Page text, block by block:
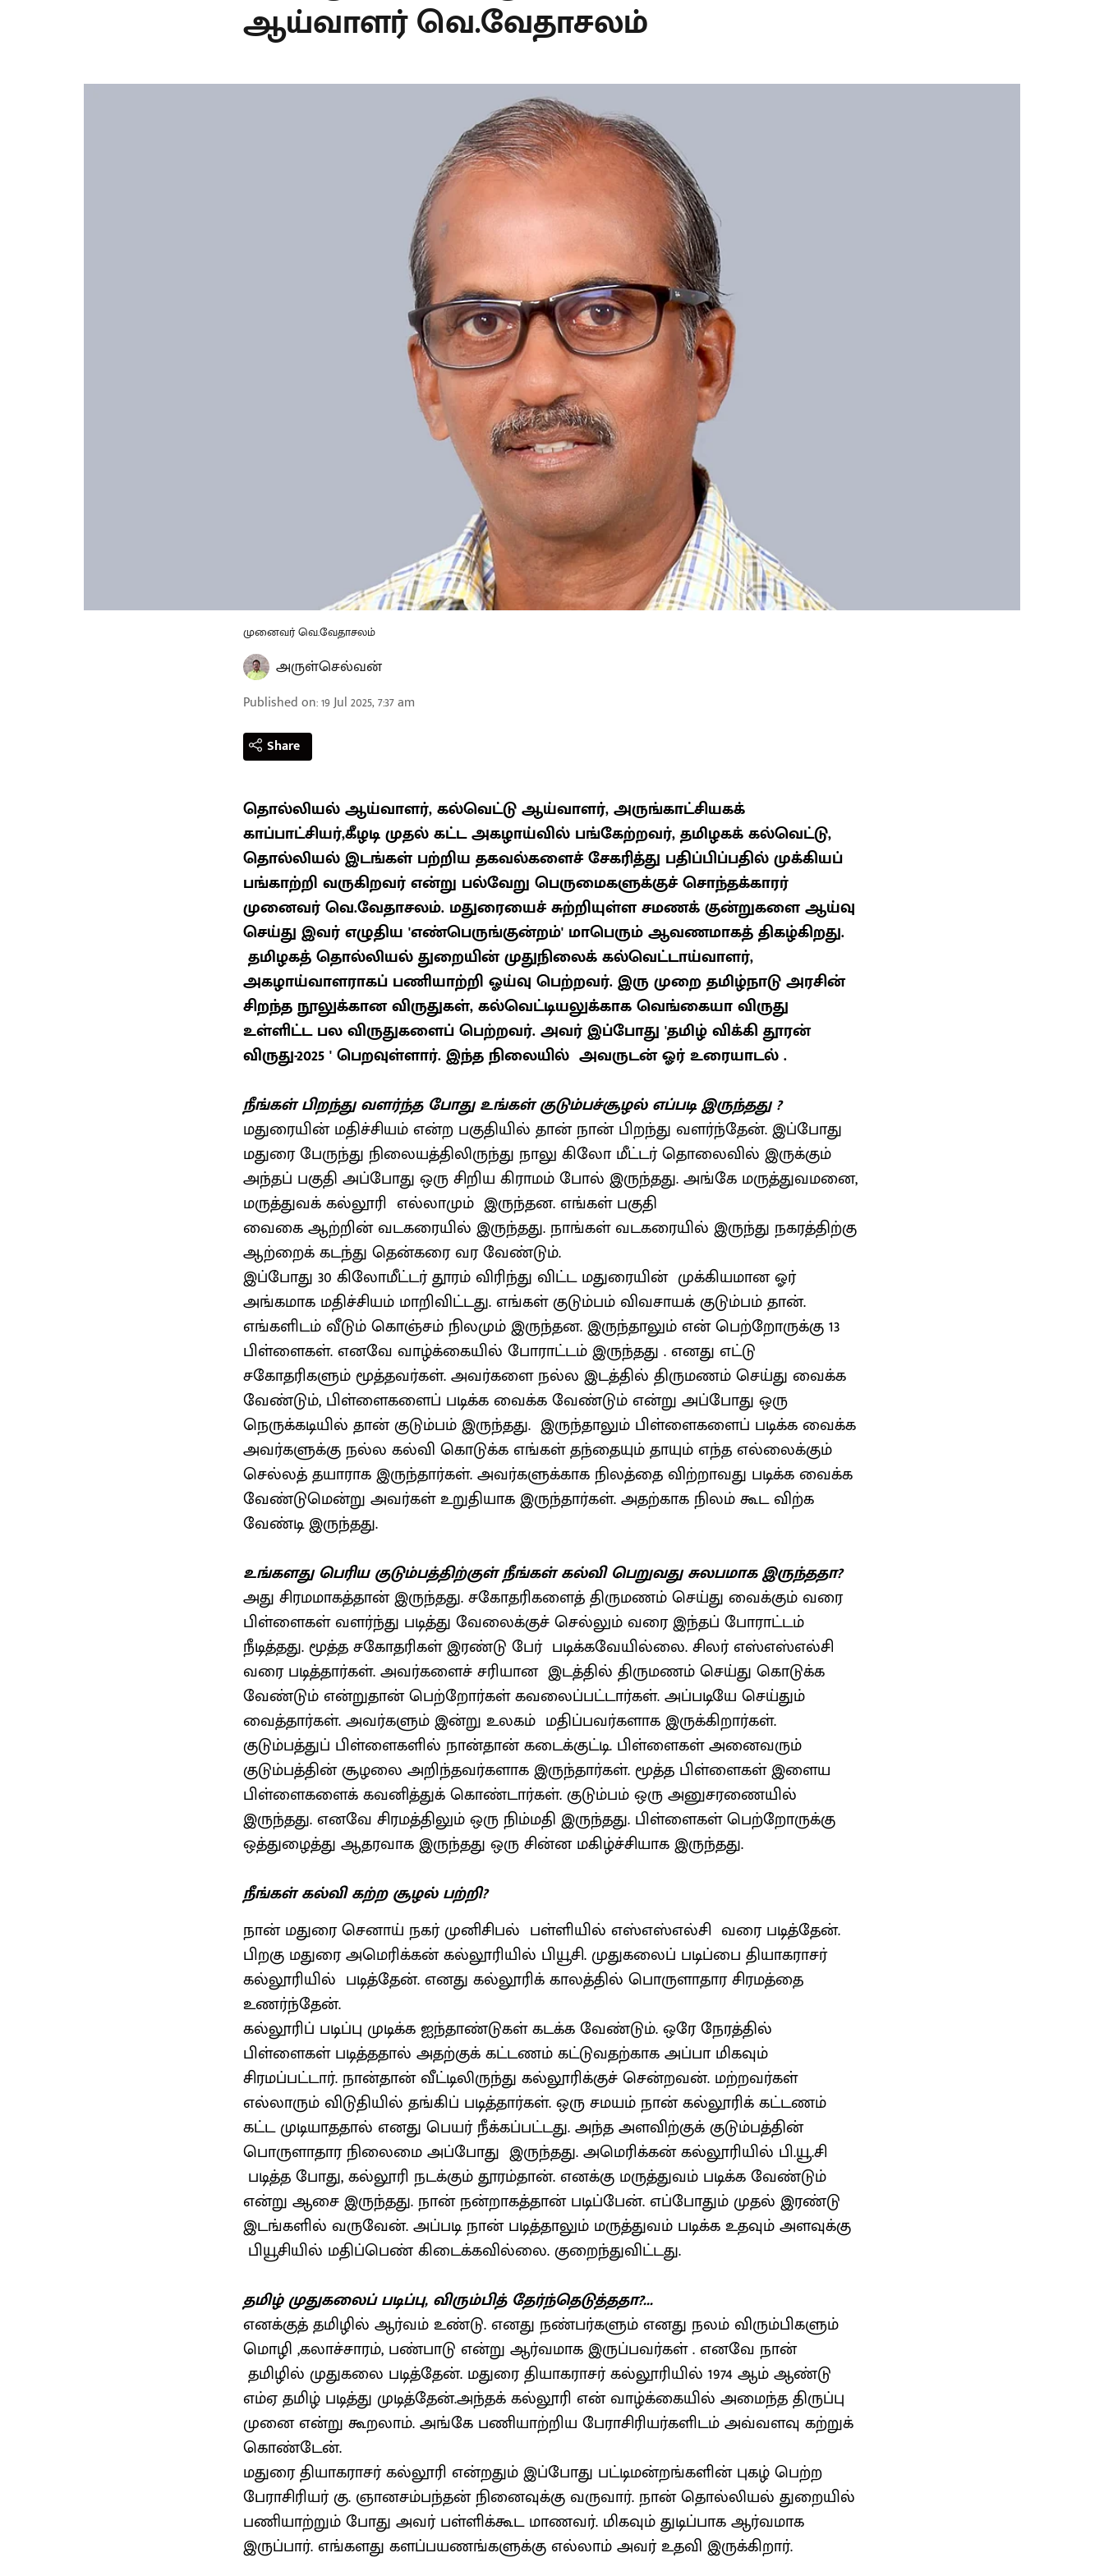
ஆய்வாளர் வெ.வேதாசலம்
முனைவர் வெ.வேதாசலம்
அருள்செல்வன்
Published on:19 Jul 2025, 7:37 am
Share
தொல்லியல் ஆய்வாளர், கல்வெட்டு ஆய்வாளர், அருங்காட்சியகக்
காப்பாட்சியர்,கீழடி முதல் கட்ட அகழாய்வில் பங்கேற்றவர், தமிழகக் கல்வெட்டு,
தொல்லியல் இடங்கள் பற்றிய தகவல்களைச் சேகரித்து பதிப்பிப்பதில் முக்கியப்
பங்காற்றி வருகிறவர் என்று பல்வேறு பெருமைகளுக்குச் சொந்தக்காரர்
முனைவர் வெ.வேதாசலம். மதுரையைச் சுற்றியுள்ள சமணக் குன்றுகளை ஆய்வு
செய்து இவர் எழுதிய 'எண்பெருங்குன்றம்' மாபெரும் ஆவணமாகத் திகழ்கிறது.
தமிழகத் தொல்லியல் துறையின் முதுநிலைக் கல்வெட்டாய்வாளர்,
அகழாய்வாளராகப் பணியாற்றி ஓய்வு பெற்றவர். இரு முறை தமிழ்நாடு அரசின்
சிறந்த நூலுக்கான விருதுகள், கல்வெட்டியலுக்காக வெங்கையா விருது
உள்ளிட்ட பல விருதுகளைப் பெற்றவர். அவர் இப்போது 'தமிழ் விக்கி தூரன்
விருது-2025 ' பெறவுள்ளார். இந்த நிலையில் அவருடன் ஓர் உரையாடல் .
நீங்கள் பிறந்து வளர்ந்த போது உங்கள் குடும்பச்சூழல் எப்படி இருந்தது ?
மதுரையின் மதிச்சியம் என்ற பகுதியில் தான் நான் பிறந்து வளர்ந்தேன். இப்போது
மதுரை பேருந்து நிலையத்திலிருந்து நாலு கிலோ மீட்டர் தொலைவில் இருக்கும்
அந்தப் பகுதி அப்போது ஒரு சிறிய கிராமம் போல் இருந்தது. அங்கே மருத்துவமனை,
மருத்துவக் கல்லூரி எல்லாமும் இருந்தன. எங்கள் பகுதி
வைகை ஆற்றின் வடகரையில் இருந்தது. நாங்கள் வடகரையில் இருந்து நகரத்திற்கு
ஆற்றைக் கடந்து தென்கரை வர வேண்டும்.
இப்போது 30 கிலோமீட்டர் தூரம் விரிந்து விட்ட மதுரையின் முக்கியமான ஓர்
அங்கமாக மதிச்சியம் மாறிவிட்டது. எங்கள் குடும்பம் விவசாயக் குடும்பம் தான்.
எங்களிடம் வீடும் கொஞ்சம் நிலமும் இருந்தன. இருந்தாலும் என் பெற்றோருக்கு 13
பிள்ளைகள். எனவே வாழ்க்கையில் போராட்டம் இருந்தது . எனது எட்டு
சகோதரிகளும் மூத்தவர்கள். அவர்களை நல்ல இடத்தில் திருமணம் செய்து வைக்க
வேண்டும், பிள்ளைகளைப் படிக்க வைக்க வேண்டும் என்று அப்போது ஒரு
நெருக்கடியில் தான் குடும்பம் இருந்தது. இருந்தாலும் பிள்ளைகளைப் படிக்க வைக்க
அவர்களுக்கு நல்ல கல்வி கொடுக்க எங்கள் தந்தையும் தாயும் எந்த எல்லைக்கும்
செல்லத் தயாராக இருந்தார்கள். அவர்களுக்காக நிலத்தை விற்றாவது படிக்க வைக்க
வேண்டுமென்று அவர்கள் உறுதியாக இருந்தார்கள். அதற்காக நிலம் கூட விற்க
வேண்டி இருந்தது.
உங்களது பெரிய குடும்பத்திற்குள் நீங்கள் கல்வி பெறுவது சுலபமாக இருந்ததா?
அது சிரமமாகத்தான் இருந்தது. சகோதரிகளைத் திருமணம் செய்து வைக்கும் வரை
பிள்ளைகள் வளர்ந்து படித்து வேலைக்குச் செல்லும் வரை இந்தப் போராட்டம்
நீடித்தது. மூத்த சகோதரிகள் இரண்டு பேர் படிக்கவேயில்லை. சிலர் எஸ்எஸ்எல்சி
வரை படித்தார்கள். அவர்களைச் சரியான இடத்தில் திருமணம் செய்து கொடுக்க
வேண்டும் என்றுதான் பெற்றோர்கள் கவலைப்பட்டார்கள். அப்படியே செய்தும்
வைத்தார்கள். அவர்களும் இன்று உலகம் மதிப்பவர்களாக இருக்கிறார்கள்.
குடும்பத்துப் பிள்ளைகளில் நான்தான் கடைக்குட்டி. பிள்ளைகள் அனைவரும்
குடும்பத்தின் சூழலை அறிந்தவர்களாக இருந்தார்கள். மூத்த பிள்ளைகள் இளைய
பிள்ளைகளைக் கவனித்துக் கொண்டார்கள். குடும்பம் ஒரு அனுசரணையில்
இருந்தது. எனவே சிரமத்திலும் ஒரு நிம்மதி இருந்தது. பிள்ளைகள் பெற்றோருக்கு
ஒத்துழைத்து ஆதரவாக இருந்தது ஒரு சின்ன மகிழ்ச்சியாக இருந்தது.
நீங்கள் கல்வி கற்ற சூழல் பற்றி?
நான் மதுரை செனாய் நகர் முனிசிபல் பள்ளியில் எஸ்எஸ்எல்சி வரை படித்தேன்.
பிறகு மதுரை அமெரிக்கன் கல்லூரியில் பியூசி. முதுகலைப் படிப்பை தியாகராசர்
கல்லூரியில் படித்தேன். எனது கல்லூரிக் காலத்தில் பொருளாதார சிரமத்தை
உணர்ந்தேன்.
கல்லூரிப் படிப்பு முடிக்க ஐந்தாண்டுகள் கடக்க வேண்டும். ஒரே நேரத்தில்
பிள்ளைகள் படித்ததால் அதற்குக் கட்டணம் கட்டுவதற்காக அப்பா மிகவும்
சிரமப்பட்டார். நான்தான் வீட்டிலிருந்து கல்லூரிக்குச் சென்றவன். மற்றவர்கள்
எல்லாரும் விடுதியில் தங்கிப் படித்தார்கள். ஒரு சமயம் நான் கல்லூரிக் கட்டணம்
கட்ட முடியாததால் எனது பெயர் நீக்கப்பட்டது. அந்த அளவிற்குக் குடும்பத்தின்
பொருளாதார நிலைமை அப்போது இருந்தது. அமெரிக்கன் கல்லூரியில் பி.யூ.சி
படித்த போது, கல்லூரி நடக்கும் தூரம்தான். எனக்கு மருத்துவம் படிக்க வேண்டும்
என்று ஆசை இருந்தது. நான் நன்றாகத்தான் படிப்பேன். எப்போதும் முதல் இரண்டு
இடங்களில் வருவேன். அப்படி நான் படித்தாலும் மருத்துவம் படிக்க உதவும் அளவுக்கு
பியூசியில் மதிப்பெண் கிடைக்கவில்லை. குறைந்துவிட்டது.
தமிழ் முதுகலைப் படிப்பு, விரும்பித் தேர்ந்தெடுத்ததா?...
எனக்குத் தமிழில் ஆர்வம் உண்டு. எனது நண்பர்களும் எனது நலம் விரும்பிகளும்
மொழி ,கலாச்சாரம், பண்பாடு என்று ஆர்வமாக இருப்பவர்கள் . எனவே நான்
தமிழில் முதுகலை படித்தேன். மதுரை தியாகராசர் கல்லூரியில் 1974 ஆம் ஆண்டு
எம்ஏ தமிழ் படித்து முடித்தேன்.அந்தக் கல்லூரி என் வாழ்க்கையில் அமைந்த திருப்பு
முனை என்று கூறலாம். அங்கே பணியாற்றிய பேராசிரியர்களிடம் அவ்வளவு கற்றுக்
கொண்டேன்.
மதுரை தியாகராசர் கல்லூரி என்றதும் இப்போது பட்டிமன்றங்களின் புகழ் பெற்ற
பேராசிரியர் கு. ஞானசம்பந்தன் நினைவுக்கு வருவார். நான் தொல்லியல் துறையில்
பணியாற்றும் போது அவர் பள்ளிக்கூட மாணவர். மிகவும் துடிப்பாக ஆர்வமாக
இருப்பார். எங்களது களப்பயணங்களுக்கு எல்லாம் அவர் உதவி இருக்கிறார்.